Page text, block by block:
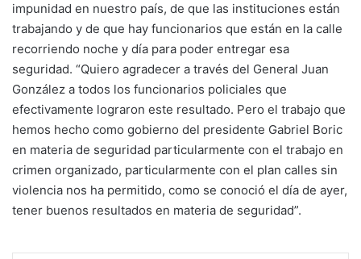
impunidad en nuestro país, de que las instituciones están
trabajando y de que hay funcionarios que están en la calle
recorriendo noche y día para poder entregar esa
seguridad. “Quiero agradecer a través del General Juan
González a todos los funcionarios policiales que
efectivamente lograron este resultado. Pero el trabajo que
hemos hecho como gobierno del presidente Gabriel Boric
en materia de seguridad particularmente con el trabajo en
crimen organizado, particularmente con el plan calles sin
violencia nos ha permitido, como se conoció el día de ayer,
tener buenos resultados en materia de seguridad”.